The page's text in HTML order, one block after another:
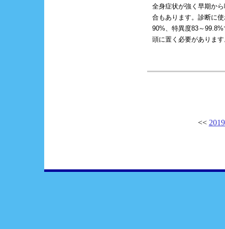
全身症状が強く早期か
合もあります。診断に
90%、特異度83～
頭に置く必要があります
<<